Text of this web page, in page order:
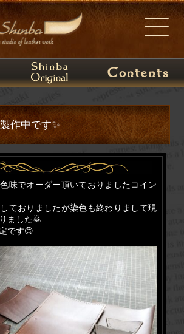
作中です✨
味でオーダー頂いておりましたコイン
ておりましたが染色も終わりまして現
ました🙇
です😊